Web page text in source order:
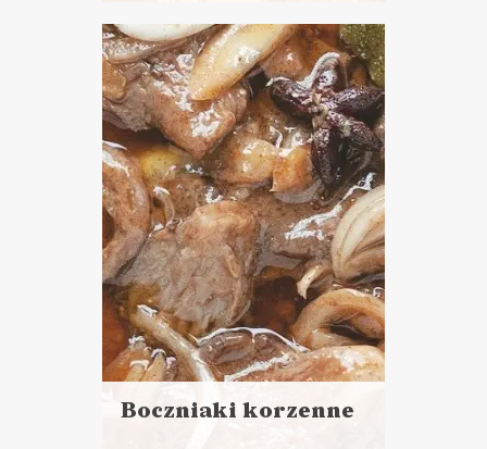
więcej
Czas przygotowania:
do 30 minut
Stopień trudności: trudne
DO CHLEBA
KAMERALNY SYLWESTER
TOP 2020 ?
Boczniaki korzenne